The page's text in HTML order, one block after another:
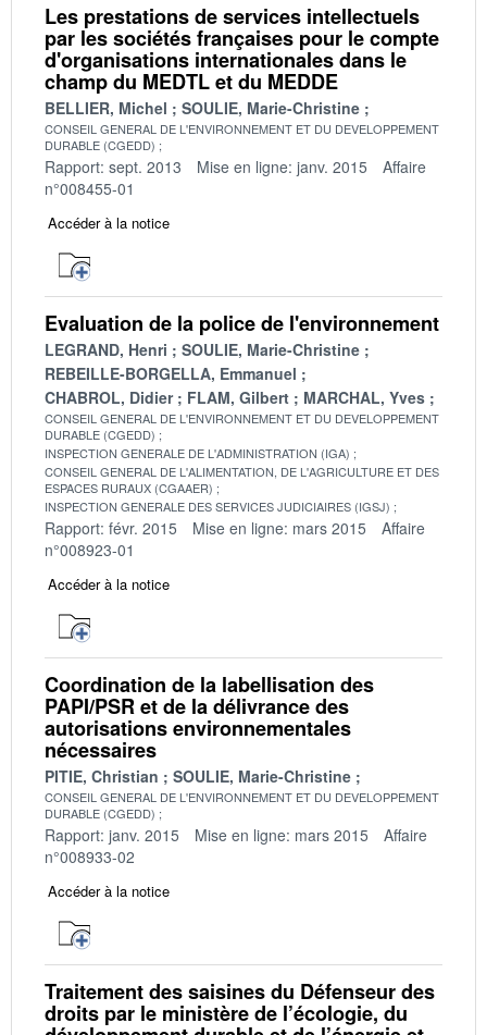
Les prestations de services intellectuels
par les sociétés françaises pour le compte
d'organisations internationales dans le
champ du MEDTL et du MEDDE
BELLIER, Michel SOULIE, Marie-Christine
CONSEIL GENERAL DE L'ENVIRONNEMENT ET DU DEVELOPPEMENT
DURABLE (CGEDD)
Rapport: sept. 2013 Mise en ligne: janv. 2015
Affaire
n°008455-01
Accéder à la notice
Evaluation de la police de l'environnement
LEGRAND, Henri
SOULIE, Marie-Christine
REBEILLE-BORGELLA, Emmanuel
CHABROL, Didier
FLAM, Gilbert MARCHAL, Yves
CONSEIL GENERAL DE L'ENVIRONNEMENT ET DU DEVELOPPEMENT
DURABLE (CGEDD)
INSPECTION GENERALE DE L'ADMINISTRATION (IGA)
CONSEIL GENERAL DE L'ALIMENTATION, DE L'AGRICULTURE ET DES
ESPACES RURAUX (CGAAER)
INSPECTION GENERALE DES SERVICES JUDICIAIRES (IGSJ)
Rapport: févr. 2015 Mise en ligne: mars 2015
Affaire
n°008923-01
Accéder à la notice
Coordination de la labellisation des
PAPI/PSR et de la délivrance des
autorisations environnementales
nécessaires
PITIE, Christian SOULIE, Marie-Christine
CONSEIL GENERAL DE L'ENVIRONNEMENT ET DU DEVELOPPEMENT
DURABLE (CGEDD)
Rapport: janv. 2015 Mise en ligne: mars 2015
Affaire
n°008933-02
Accéder à la notice
Traitement des saisines du Défenseur des
droits par le ministère de l’écologie, du